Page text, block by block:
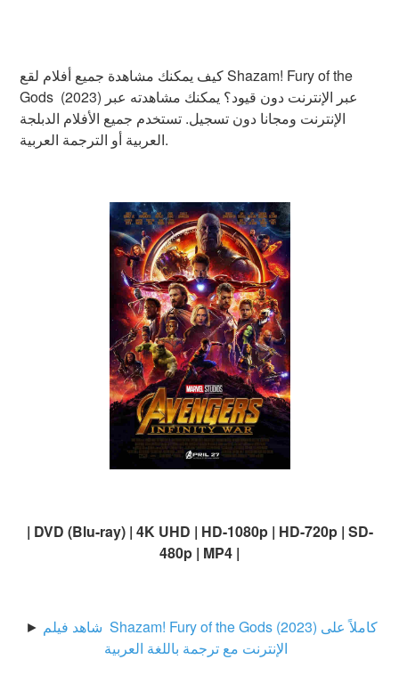
كيف يمكنك مشاهدة جميع أفلام لقع Shazam! Fury of the
Gods (2023) عبر الإنترنت دون قيود؟ يمكنك مشاهدته عبر
الإنترنت ومجانا دون تسجيل. تستخدم جميع الأفلام الدبلجة
العربية أو الترجمة العربية.
| DVD (Blu-ray) | 4K UHD | HD-1080p | HD-720p | SD-
480p | MP4 |
► شاهد فيلم Shazam! Fury of the Gods (2023) كاملاً على